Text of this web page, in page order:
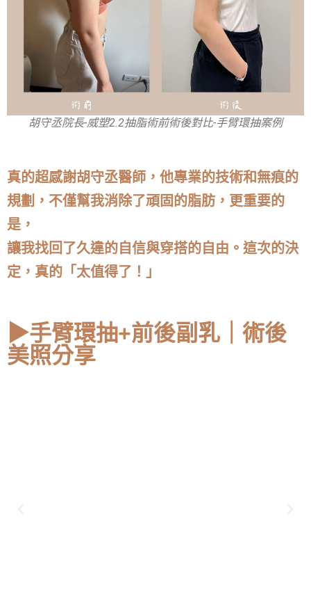
胡守丞院長-威塑2.2抽脂術前術後對比-手臂環抽案例
真的超感謝胡守丞醫師，他專業的技術和無痕的
規劃，不僅幫我消除了頑固的脂肪，更重要的
是，
讓我找回了久違的自信與穿搭的自由。這次的決
定，真的「太值得了！」
▶手臂環抽+前後副乳｜術後
美照分享